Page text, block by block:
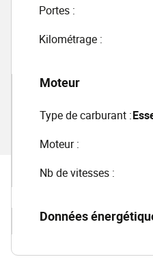
Portes :
Kilométrage :
Moteur
Type de carburant :
Moteur :
Nb de vitesses :
Données